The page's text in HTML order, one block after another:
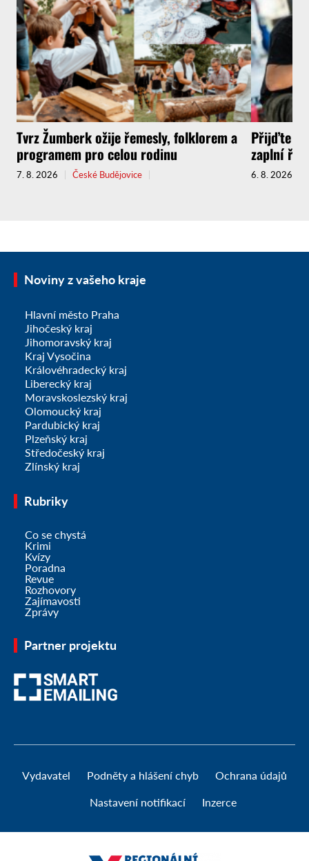
Tvrz Žumberk ožije řemesly, folklorem a
programem pro celou rodinu
7. 8. 2026 České Budějovice
Přijďte
zaplní
6. 8. 2026
Noviny z vašeho kraje
Hlavní město Praha
Jihočeský kraj
Jihomoravský kraj
Kraj Vysočina
Královéhradecký kraj
Liberecký kraj
Moravskoslezský kraj
Olomoucký kraj
Pardubický kraj
Plzeňský kraj
Středočeský kraj
Zlínský kraj
Rubriky
Co se chystá
Krimi
Kvízy
Poradna
Revue
Rozhovory
Zajímavosti
Zprávy
Partner projektu
Vydavatel Podněty a hlášení chyb Ochrana údajů
Nastavení notifikací Inzerce